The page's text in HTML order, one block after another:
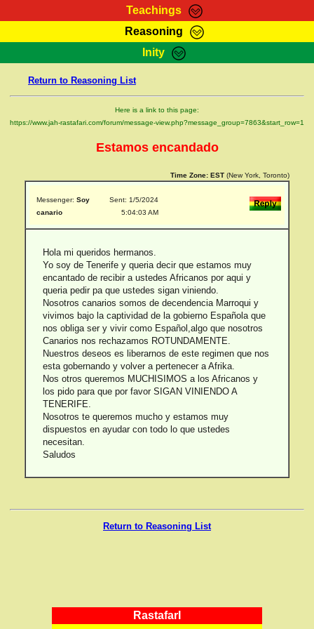
Teachings
RasTafarI Teachings
Bible Search
Reasoning
HomePage
RasTafarI Forum
Itations
Inity
Jah Children Shop
Support Elders
Return to Reasoning List
Here is a link to this page:
https://www.jah-rastafari.com/forum/message-view.php?message_group=7863&start_row=1
Estamos encandado
Time Zone: EST (New York, Toronto)
Messenger: Soy
canario
Sent: 1/5/2024
5:04:03 AM
Hola mi queridos hermanos.
Yo soy de Tenerife y queria decir que estamos muy
encantado de recibir a ustedes Africanos por aqui y
queria pedir pa que ustedes sigan viniendo.
Nosotros canarios somos de decendencia Marroqui y
vivimos bajo la captividad de la gobierno Española que
nos obliga ser y vivir como Español,algo que nosotros
Canarios nos rechazamos ROTUNDAMENTE.
Nuestros deseos es liberarnos de este regimen que nos
esta gobernando y volver a pertenecer a Afrika.
Nos otros queremos MUCHISIMOS a los Africanos y
los pido para que por favor SIGAN VINIENDO A
TENERIFE.
Nosotros te queremos mucho y estamos muy
dispuestos en ayudar con todo lo que ustedes
necesitan.
Saludos
Return to Reasoning List
RastafarI